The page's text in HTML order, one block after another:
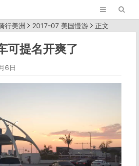
行美洲 2017-07 美国慢游 正文
可提名开爽了
6日